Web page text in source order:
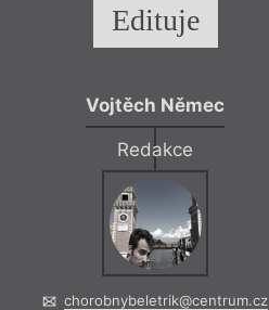
Edituje
Vojtěch Němec
Redakce
chorobnybeletrik@centrum.cz